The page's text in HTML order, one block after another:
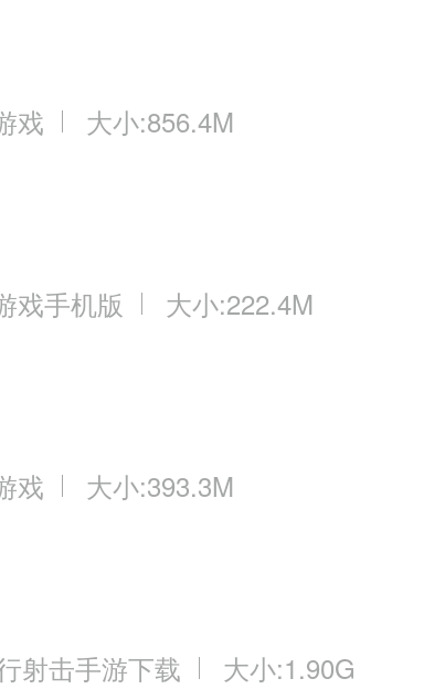
戏 大小:856.4M
戏手机版 大小:222.4M
戏 大小:393.3M
射击手游下载 大小:1.90G